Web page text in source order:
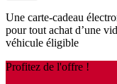
Une carte-cadeau
pour tout achat d’une
véhicule éligible
Profitez de l'offre !